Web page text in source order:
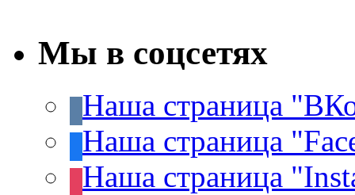
Мы в соцсетях
Наша страница
Наша страница
Наша страница